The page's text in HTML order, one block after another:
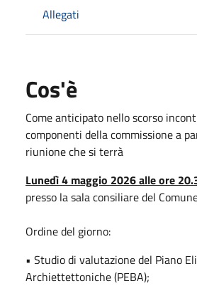
Allegati
Cos'è
Come anticipato nello scorso
componenti della commissione a
riunione che si terrà
Lunedì 4 maggio 2026 alle ore
presso la sala consiliare del
Ordine del giorno:
• Studio di valutazione del Piano
Archiettettoniche (PEBA);